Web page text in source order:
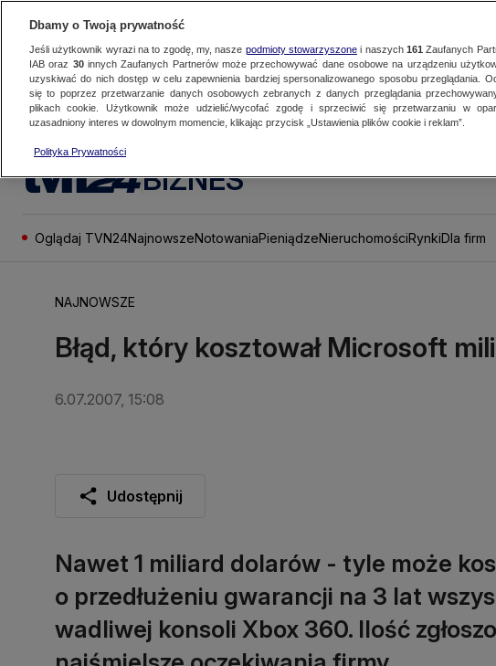
BIZNES
Oglądaj TVN24NajnowszeNotowaniaPieniądzeNieruchomościRynkiDla firm
NAJNOWSZE
Błąd, który kosztował Microsoft
6.07.2007, 15:08
Udostępnij
Nawet 1 miliard dolarów - tyle może
o przedłużeniu gwarancji na 3 lat
wadliwej konsoli Xbox 360. Ilość
Dbamy o Twoją prywatność
Jeśli użytkownik wyrazi na to zgodę, my, nasze podmioty stowarzyszonei naszych 161 Zaufanych
IAB oraz 30innych Zaufanych Partnerów może przechowywać dane osobowe na urządzeniu
uzyskiwać do nich dostęp w celu zapewnienia bardziej spersonalizowanego sposobu przeglądania.
się to poprzez przetwarzanie danych osobowych zebranych z danych przeglądania
plikach cookie. Użytkownik może udzielić/wycofać zgodę i sprzeciwić się przetwarzaniu w
uzasadniony interes w dowolnym momencie, klikając przycisk „Ustawienia plików cookie i reklam”.
Polityka Prywatności